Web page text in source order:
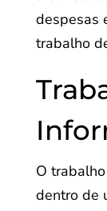
despesas
trabalho
O
dentro de